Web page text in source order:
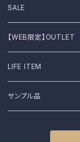
Dansko
BIRKEN STOCK
shimaai
NAPRON
Parkar
Knit
Sweatshirt
Vest
Jacket
Sandal
Boots
Bag
Stall
Socks
Cap
SALE
【WEB限定】OUTLET
B品
LIFE ITEM
食器
サンプル品